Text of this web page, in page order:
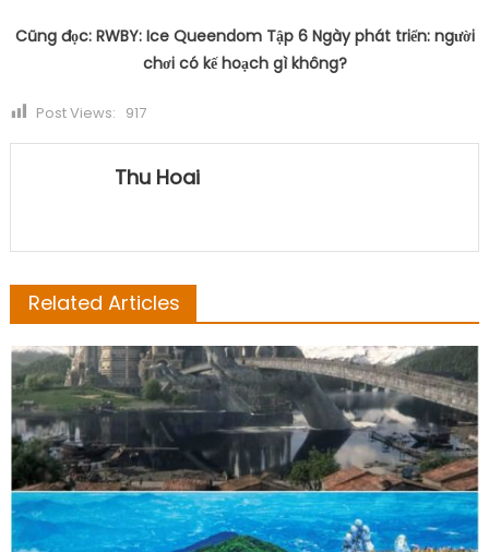
Cũng đọc: RWBY: Ice Queendom Tập 6 Ngày phát triển: người
chơi có kế hoạch gì không?
Post Views: 917
Thu Hoai
Related Articles